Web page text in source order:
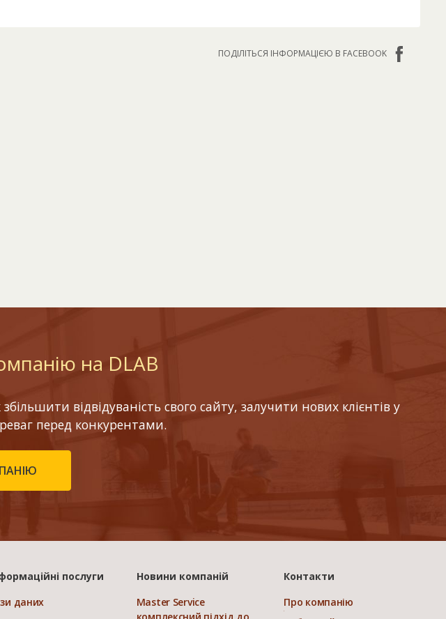
ПОДІЛІТЬСЯ ІНФОРМАЦІЄЮ В FACEBOOK
на DLAB
відвідуваність свого сайту, залучити нових клієнтів у
перед конкурентами.
послуги
даних
Новини компаній
Master Service
Контакти
Про компанію